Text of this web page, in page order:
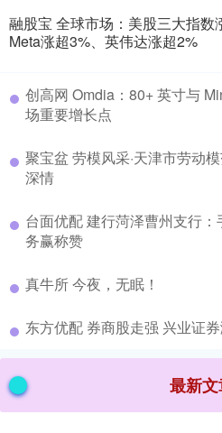
融股宝 全球市场：美股三大指数
Meta涨超3%、英伟达涨超2%
创高网 Omdia：80+ 英寸与
场重要增长点
聚宝盆 劳模风采·天津市劳动
深情
台面优配 建行菏泽曹州支行：
务赢称赞
​真牛所 今夜，无眠！
东方优配 券商股走强 兴业证
最新